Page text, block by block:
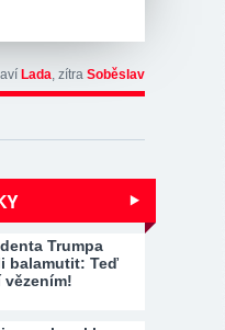
Lada, zítra Soběslav
Trumpa
balamutit: Teď
vězením!